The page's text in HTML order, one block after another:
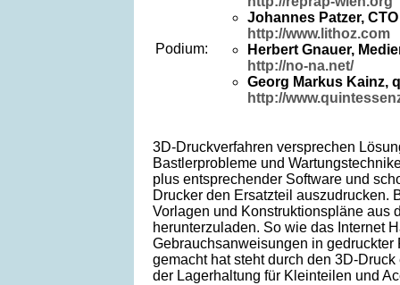
Podium:
Johannes Patzer,
http://www.lithoz.com
Herbert Gnauer,
http://no-na.net/
Georg Markus Kainz,
http://
3D-Druckverfahren versprechen
Bastlerprobleme und
plus entsprechender Software und
Drucker den Ersatzteil auszudrucken.
Vorlagen und Konstruktionspläne aus
herunterzuladen. So wie das Internet
Gebrauchsanweisungen in gedruckter
gemacht hat steht durch den 3D-
der Lagerhaltung für Kleinteilen und